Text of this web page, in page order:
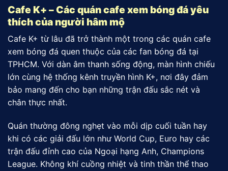
Cafe K+ – Các quán cafe xem bóng đá yêu
thích của người hâm mộ
Cafe K+ từ lâu đã trở thành một trong các quán cafe
xem bóng đá quen thuộc của các fan bóng đá tại
TPHCM. Với dàn âm thanh sống động, màn hình chiếu
lớn cùng hệ thống kênh truyền hình K+, nơi đây đảm
bảo mang đến cho bạn những trận đấu sắc nét và
chân thực nhất.
Quán thường đông nghẹt vào mỗi dịp cuối tuần hay
khi có các giải đấu lớn như World Cup, Euro hay các
trận đấu đỉnh cao của Ngoại hạng Anh, Champions
League. Không khí cuồng nhiệt và tinh thần thể thao